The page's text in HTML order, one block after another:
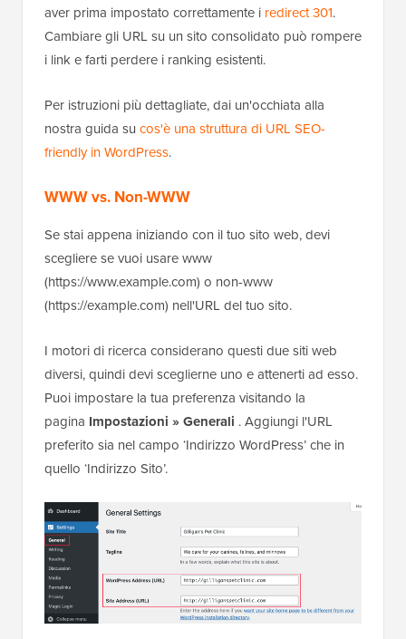
aver prima impostato correttamente i redirect 301.
Cambiare gli URL su un sito consolidato può rompere
i link e farti perdere i ranking esistenti.
Per istruzioni più dettagliate, dai un'occhiata alla
nostra guida su cos'è una struttura di URL SEO-
friendly in WordPress.
WWW vs. Non-WWW
Se stai appena iniziando con il tuo sito web, devi
scegliere se vuoi usare www
(https://www.example.com) o non-www
(https://example.com) nell'URL del tuo sito.
I motori di ricerca considerano questi due siti web
diversi, quindi devi sceglierne uno e attenerti ad esso.
Puoi impostare la tua preferenza visitando la
pagina Impostazioni » Generali . Aggiungi l'URL
preferito sia nel campo ‘Indirizzo WordPress’ che in
quello ‘Indirizzo Sito’.